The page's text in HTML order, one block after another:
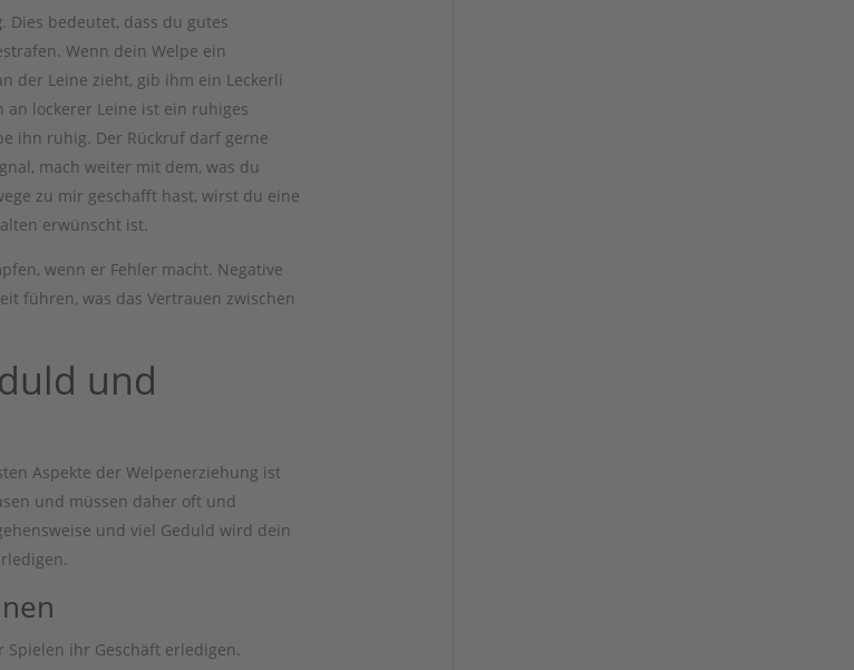
. Dies bedeutet, dass du gutes
Wenn dein Welpe ein
der Leine zieht, gib ihm ein Leckerli
lockerer Leine ist ein ruhiges
ihn ruhig. Der Rückruf darf gerne
mach weiter mit dem, was du
zu mir geschafft hast, wirst du eine
erwünscht ist.
wenn er Fehler macht. Negative
führen, was das Vertrauen zwischen
und
Aspekte der Welpenerziehung ist
und müssen daher oft und
und viel Geduld wird dein
Spielen ihr Geschäft erledigen.